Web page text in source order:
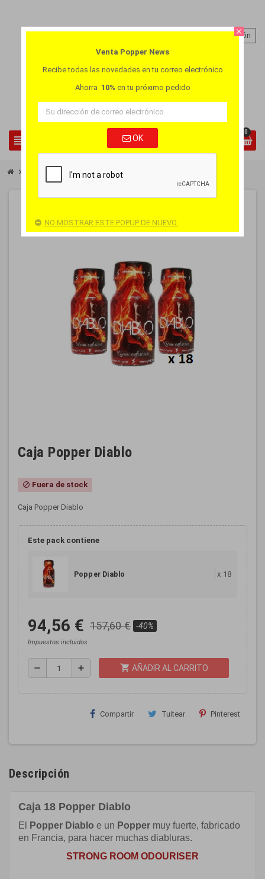
view_headline
Iniciar sesión
0
chevron_right Popper al por Mayorchevron_right Caja Popper Diablo
Caja Popper Diablo
block Fuera de stock
Caja Popper Diablo
Este pack contiene
Popper Diablo x 18
94,56 € 157,60 € -40%
Impuestos incluidos
remove add shopping_cart AÑADIR AL CARRITO
Compartir Tuitear Pinterest
Descripción
Caja 18 Popper Diablo
El Popper Diablo e un Popper muy fuerte, fabricado
en Francia, para hacer muchas diabluras.
STRONG ROOM ODOURISER
close
Venta Popper News
Recibe todas las novedades en tu correo electrónico
Ahorra 10% en tu próximo pedido
OK
NO MOSTRAR ESTE POPUP DE NUEVO.